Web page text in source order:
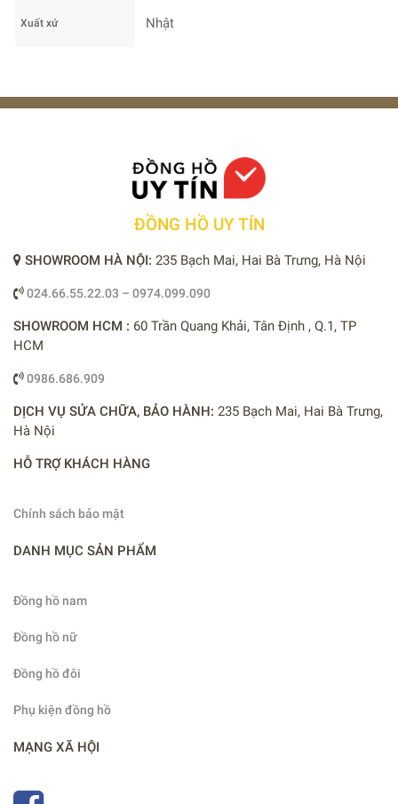
Xuất xứ Nhật
ĐỒNG HỒ UY TÍN
SHOWROOM HÀ NỘI: 235 Bạch Mai, Hai Bà Trưng, Hà Nội
024.66.55.22.03 – 0974.099.090
SHOWROOM HCM : 60 Trần Quang Khải, Tân Định , Q.1, TP
HCM
0986.686.909
DỊCH VỤ SỬA CHỮA, BẢO HÀNH: 235 Bạch Mai, Hai Bà Trưng,
Hà Nội
HỖ TRỢ KHÁCH HÀNG
Chính sách bảo mật
DANH MỤC SẢN PHẨM
Đồng hồ nam
Đồng hồ nữ
Đồng hồ đôi
Phụ kiện đồng hồ
MẠNG XÃ HỘI